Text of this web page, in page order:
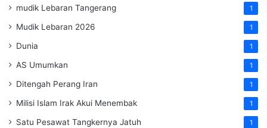
mudik Lebaran Tangerang 1
Mudik Lebaran 2026 1
Dunia 1
AS Umumkan 1
Ditengah Perang Iran 1
Milisi Islam Irak Akui Menembak 1
Satu Pesawat Tangkernya Jatuh 1